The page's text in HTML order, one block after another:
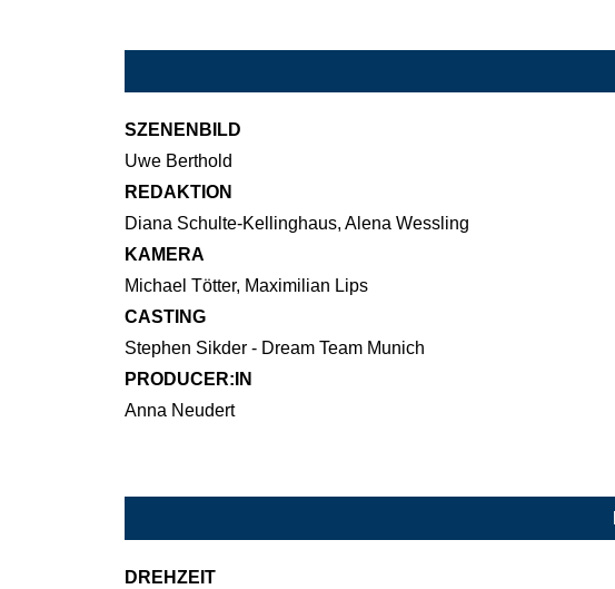
SZENENBILD
Uwe Berthold
REDAKTION
Diana Schulte-Kellinghaus, Alena Wessling
KAMERA
Michael Tötter, Maximilian Lips
CASTING
Stephen Sikder - Dream Team Munich
PRODUCER:IN
Anna Neudert
DREHZEIT